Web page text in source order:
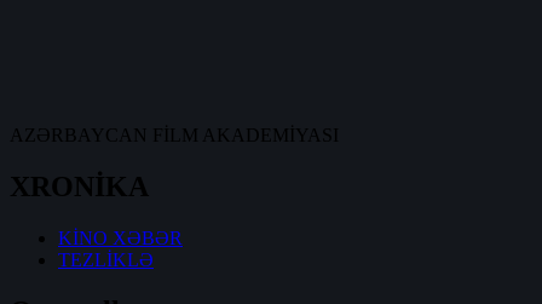
AZƏRBAYCAN FİLM AKADEMİYASI
XRONİKA
KİNO XƏBƏR
TEZLİKLƏ